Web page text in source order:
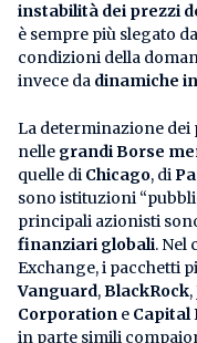
instabilità dei prezzi
è sempre più slegato
condizioni della
invece da dinamiche
La determinazione
nelle grandi Borse
quelle di Chicago, di
sono istituzioni
principali azionisti
finanziari globali. Nel
Exchange, i pacchetti
Vanguard,BlackRock,
Corporation e
in parte simili